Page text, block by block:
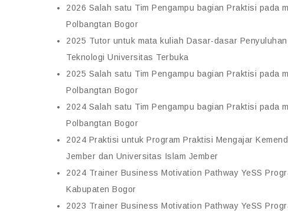
2026 Salah satu Tim Pengampu bagian Praktisi pada
Polbangtan Bogor
2025 Tutor untuk mata kuliah Dasar-dasar
Teknologi Universitas Terbuka
2025 Salah satu Tim Pengampu bagian Praktisi pada
Polbangtan Bogor
2024 Salah satu Tim Pengampu bagian Praktisi pada
Polbangtan Bogor
2024 Praktisi untuk Program Praktisi Mengajar
Jember dan Universitas Islam Jember
2024 Trainer Business Motivation Pathway YeSS
Kabupaten Bogor
2023 Trainer Business Motivation Pathway YeSS